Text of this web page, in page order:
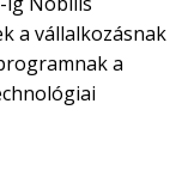
a vállalkozásnak
a